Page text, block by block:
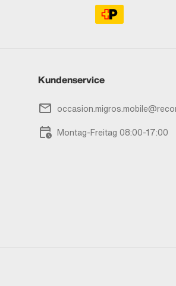
Kundenservice
Montag-Freitag 08:00-17:00